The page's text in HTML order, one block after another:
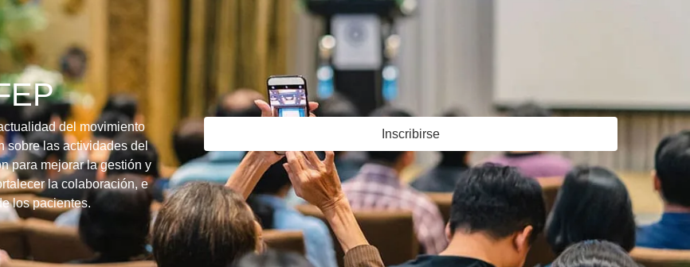
del movimiento
sobre las actividades del
para mejorar la gestión y
la colaboración, e
los pacientes.
Inscribirse